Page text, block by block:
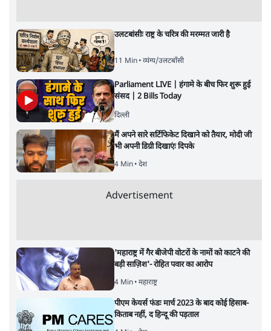
उलटबांसीः राष्ट्र के चरित्र की मरम्मत जारी है
11 Min• व्यंग्य/उलटबाँसी
Parliament LIVE | हंगामे के बीच फिर शुरू हुई
संसद | 2 Bills Today
दिल्ली
मैं अपने सारे सर्टिफिकेट दिखाने को तैयार, मोदी जी
भी अपनी डिग्री दिखाएंः दिपके
4 Min• देश
Advertisement
'महाराष्ट्र में गैर बीजेपी वोटरों के नामों को काटने की
बड़ी साज़िश'- रोहित पवार का आरोप
4 Min• महाराष्ट्र
पीएम केयर्स फंडः मार्च 2023 के बाद कोई हिसाब-
किताब नहीं, द हिन्दू की पड़ताल